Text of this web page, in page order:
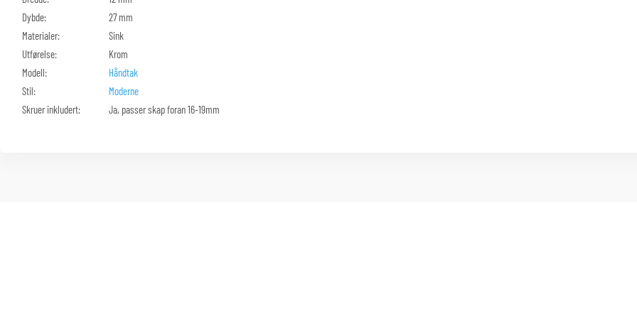
Dybde:
27 mm
Materialer:
Sink
Utførelse:
Krom
Modell:
Håndtak
Stil:
Moderne
Skruer inkludert:
Ja, passer skap foran 16-19mm